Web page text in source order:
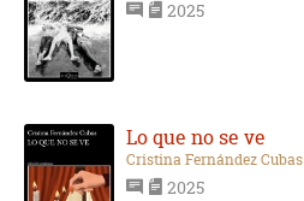
2025
Lo que no se ve
Cristina Fernández Cubas
2025